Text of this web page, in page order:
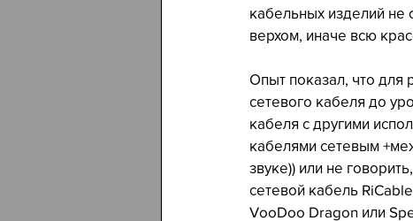
кабельных изделий
верхом, иначе всю
Опыт показал, что для
сетевого кабеля до
кабеля с другими
кабелями сетевым
звуке)) или не
сетевой кабель
VooDoo Dragon или